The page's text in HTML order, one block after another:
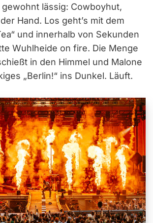
lässig: Cowboyhut,
Hand. Los geht’s mit dem
und innerhalb von Sekunden
Wuhlheide on fire. Die Menge
in den Himmel und Malone
„Berlin!“ ins Dunkel. Läuft.